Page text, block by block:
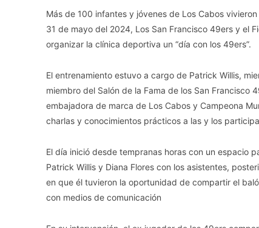
Más de 100 infantes y jóvenes de Los Cabos
31 de mayo del 2024, Los San Francisco 49ers y el
organizar la clínica deportiva un “día con los 49ers”.
El entrenamiento estuvo a cargo de Patrick Willis,
miembro del Salón de la Fama de los San Francisco
embajadora de marca de Los Cabos y Campeona
charlas y conocimientos prácticos a las y los
El día inició desde tempranas horas con un espacio
Patrick Willis y Diana Flores con los asistentes,
en que él tuvieron la oportunidad de compartir el
con medios de comunicación